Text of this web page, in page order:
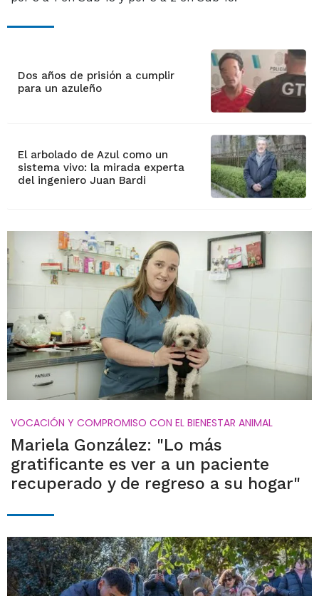
Dos años de prisión a cumplir
para un azuleño
El arbolado de Azul como un
sistema vivo: la mirada experta
del ingeniero Juan Bardi
VOCACIÓN Y COMPROMISO CON EL BIENESTAR ANIMAL
Mariela González: "Lo más
gratificante es ver a un paciente
recuperado y de regreso a su hogar"